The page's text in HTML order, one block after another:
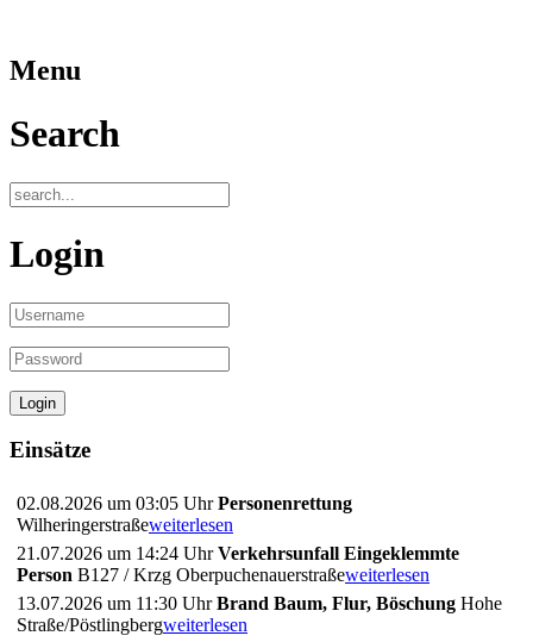
Menu
Search
Login
Einsätze
02.08.2026 um 03:05 UhrPersonenrettung
Wilheringerstraßeweiterlesen
21.07.2026 um 14:24 UhrVerkehrsunfall Eingeklemmte
Person B127 / Krzg Oberpuchenauerstraßeweiterlesen
13.07.2026 um 11:30 UhrBrand Baum, Flur, Böschung Hohe
Straße/Pöstlingbergweiterlesen